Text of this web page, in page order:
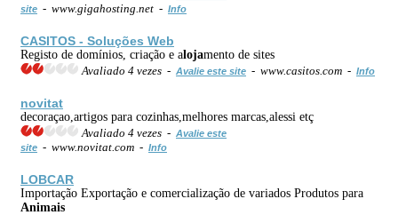
site - www.gigahosting.net - Info
CASITOS - Soluções Web
Registo de domínios, criação e alojamento de sites
Avaliado 4 vezes - Avalie este site - www.casitos.com - Info
novitat
decoraçao,artigos para cozinhas,melhores marcas,alessi etç
Avaliado 4 vezes - Avalie este
site - www.novitat.com - Info
LOBCAR
Importação Exportação e comercialização de variados Produtos para
Animais